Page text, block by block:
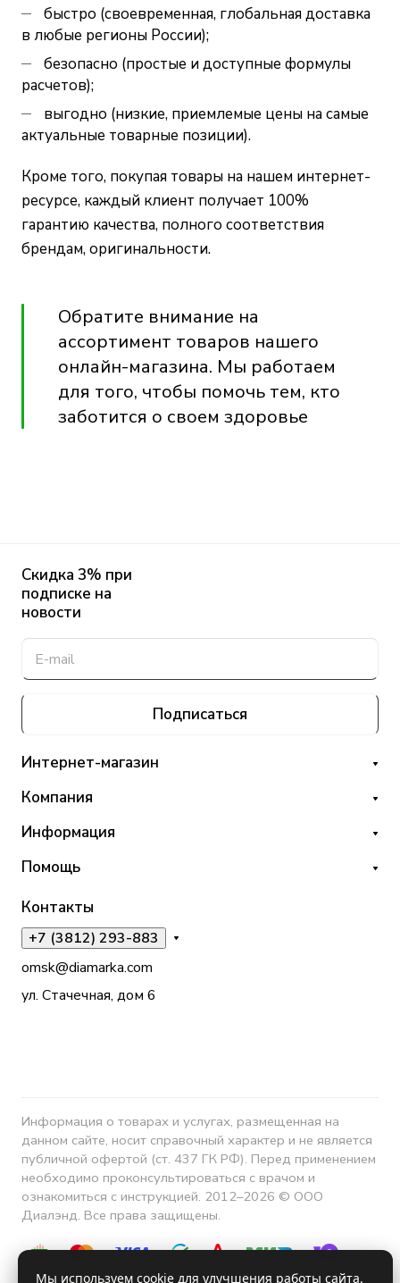
быстро (своевременная, глобальная доставка
в любые регионы России);
безопасно (простые и доступные формулы
расчетов);
выгодно (низкие, приемлемые цены на самые
актуальные товарные позиции).
Кроме того, покупая товары на нашем интернет-
ресурсе, каждый клиент получает 100%
гарантию качества, полного соответствия
брендам, оригинальности.
Обратите внимание на
ассортимент товаров нашего
онлайн-магазина. Мы работаем
для того, чтобы помочь тем, кто
заботится о своем здоровье
Скидка 3% при
подписке на
новости
Подписаться
Интернет-магазин
Компания
Информация
Помощь
Контакты
+7 (3812) 293-883
omsk@diamarka.com
ул. Стачечная, дом 6
Информация о товарах и услугах, размещенная на
данном сайте, носит справочный характер и не является
публичной офертой (ст. 437 ГК РФ). Перед применением
необходимо проконсультироваться с врачом и
ознакомиться с инструкцией. 2012–2026 © ООО
Диалэнд. Все права защищены.
Мы используем cookie для улучшения работы сайта.